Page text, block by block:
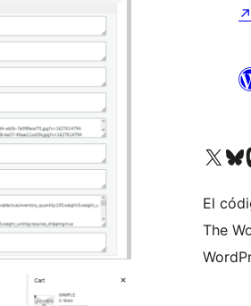
↗
Visita nuestra cuenta de
Visita
El
The